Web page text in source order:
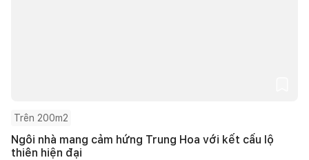
Trên 200m2
Ngôi nhà mang cảm hứng Trung Hoa với kết cấu lộ
thiên hiện đại